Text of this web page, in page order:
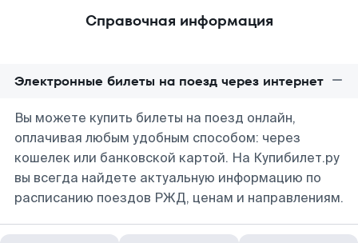
Справочная информация
Электронные билеты на поезд через интернет
Вы можете купить билеты на поезд онлайн,
оплачивая любым удобным способом: через
кошелек или банковской картой. На Купибилет.ру
вы всегда найдете актуальную информацию по
расписанию поездов РЖД, ценам и направлениям.